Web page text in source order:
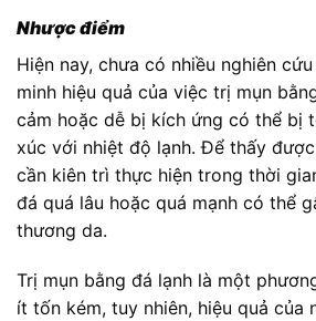
Nhược điểm
Hiện nay, chưa có nhiều nghiên
minh hiệu quả của việc trị mụn
cảm hoặc dễ bị kích ứng có thể bị
xúc với nhiệt độ lạnh. Để thấy
cần kiên trì thực hiện trong thời
đá quá lâu hoặc quá mạnh có thể
thương da.
Trị mụn bằng đá lạnh là một
ít tốn kém, tuy nhiên, hiệu quả của